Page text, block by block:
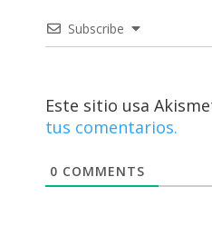
Subscribe
Este sitio usa
tus comentarios.
0 COMMENTS